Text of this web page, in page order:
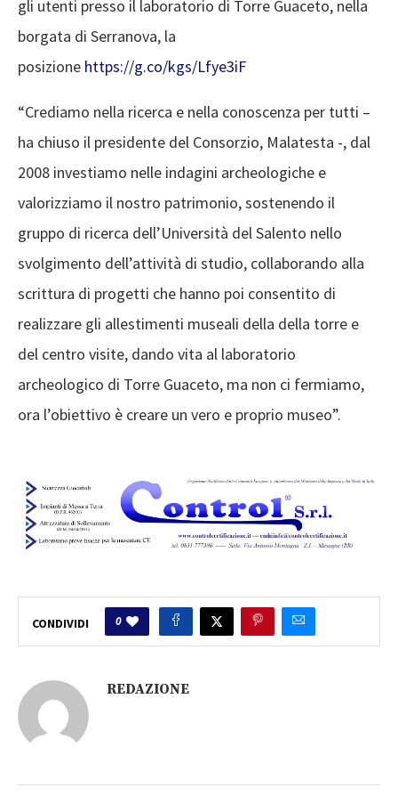
gli utenti presso il laboratorio di Torre Guaceto, nella
borgata di Serranova, la
posizione https://g.co/kgs/Lfye3iF
“Crediamo nella ricerca e nella conoscenza per tutti –
ha chiuso il presidente del Consorzio, Malatesta -, dal
2008 investiamo nelle indagini archeologiche e
valorizziamo il nostro patrimonio, sostenendo il
gruppo di ricerca dell’Università del Salento nello
svolgimento dell’attività di studio, collaborando alla
scrittura di progetti che hanno poi consentito di
realizzare gli allestimenti museali della della torre e
del centro visite, dando vita al laboratorio
archeologico di Torre Guaceto, ma non ci fermiamo,
ora l’obiettivo è creare un vero e proprio museo”.
CONDIVIDI 0
REDAZIONE